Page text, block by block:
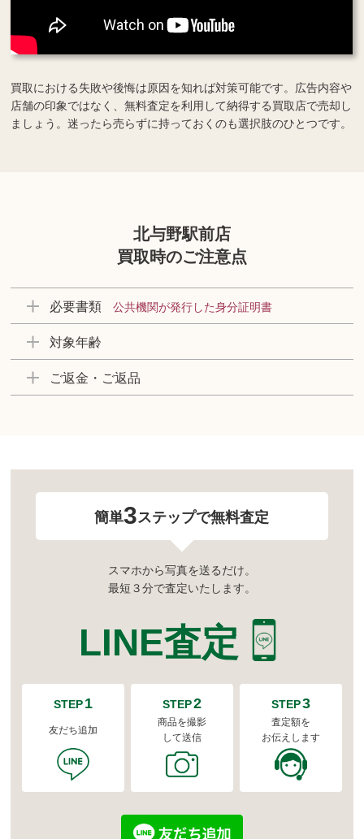
買取における失敗や後悔は原因を知れば対策可能です。広告内容や
店舗の印象ではなく、無料査定を利用して納得する買取店で売却し
ましょう。迷ったら売らずに持っておくのも選択肢のひとつです。
北与野駅前店
買取時のご注意点
必要書類 公共機関が発行した身分証明書
対象年齢
ご返金・ご返品
簡単3ステップで無料査定
スマホから写真を送るだけ。
最短３分で査定いたします。
LINE査定
STEP1
友だち追加
STEP2
商品を撮影
して送信
STEP3
査定額を
お伝えします